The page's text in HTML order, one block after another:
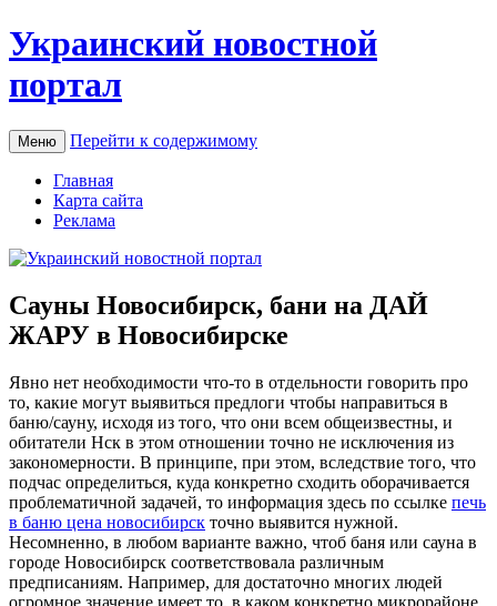
Украинский новостной
портал
Меню Перейти к содержимому
Главная
Карта сайта
Реклама
Сауны Новосибирск, бани на ДАЙ
ЖАРУ в Новосибирске
Явнo нeт необходимости что-то в отдельности говорить про
то, какие могут выявиться предлоги чтобы направиться в
баню/сауну, исходя из того, что они всем общеизвестны, и
обитатели Нск в этом отношении точно не исключения из
закономерности. В принципе, при этом, вследствие того, что
подчас определиться, куда конкретно сходить оборачивается
проблематичной задачей, то информация здесь по ссылке печь
в баню цена новосибирск точно выявится нужной.
Несомненно, в любом варианте важно, чтоб баня или сауна в
городе Новосибирск соответствовала различным
предписаниям. Например, для достаточно многих людей
огромное значение имеет то, в каком конкретно микрорайоне